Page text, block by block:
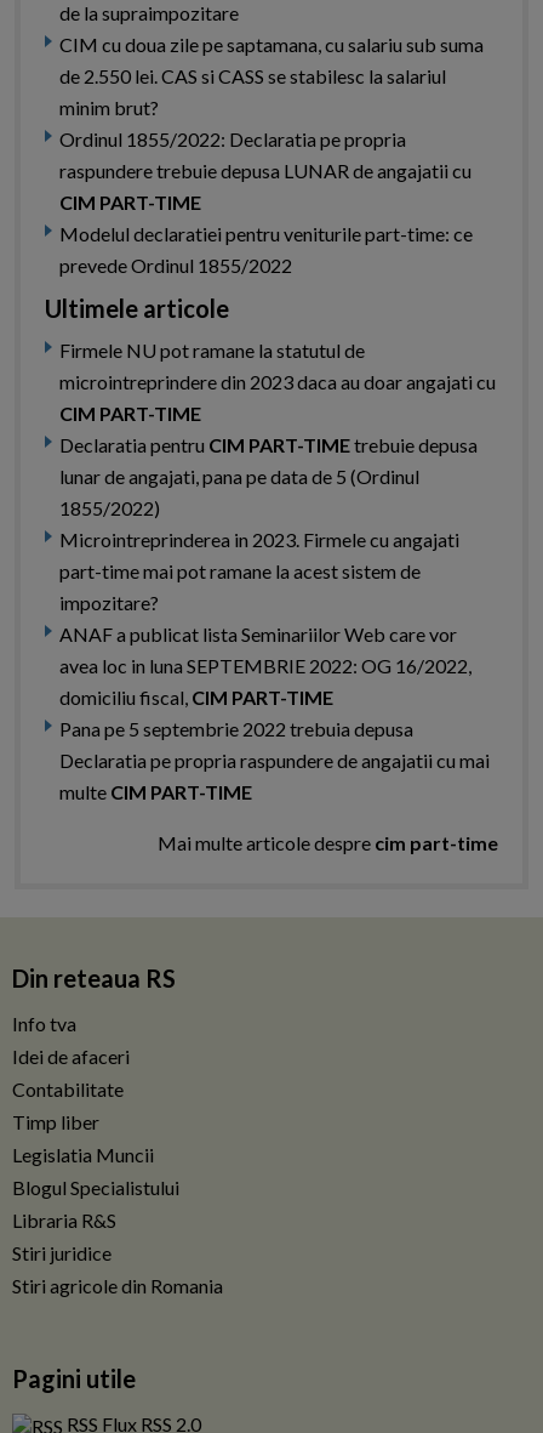
de la supraimpozitare
CIM cu doua zile pe saptamana, cu salariu sub suma
de 2.550 lei. CAS si CASS se stabilesc la salariul
minim brut?
Ordinul 1855/2022: Declaratia pe propria
raspundere trebuie depusa LUNAR de angajatii cu
CIM PART-TIME
Modelul declaratiei pentru veniturile part-time: ce
prevede Ordinul 1855/2022
Ultimele articole
Firmele NU pot ramane la statutul de
microintreprindere din 2023 daca au doar angajati cu
CIM PART-TIME
Declaratia pentru CIM PART-TIMEtrebuie depusa
lunar de angajati, pana pe data de 5 (Ordinul
1855/2022)
Microintreprinderea in 2023. Firmele cu angajati
part-time mai pot ramane la acest sistem de
impozitare?
ANAF a publicat lista Seminariilor Web care vor
avea loc in luna SEPTEMBRIE 2022: OG 16/2022,
domiciliu fiscal, CIM PART-TIME
Pana pe 5 septembrie 2022 trebuia depusa
Declaratia pe propria raspundere de angajatii cu mai
multe CIM PART-TIME
Mai multe articole despre cim part-time
Din reteaua RS
Info tva
Idei de afaceri
Contabilitate
Timp liber
Legislatia Muncii
Blogul Specialistului
Libraria R&S
Stiri juridice
Stiri agricole din Romania
Pagini utile
RSS Flux RSS 2.0